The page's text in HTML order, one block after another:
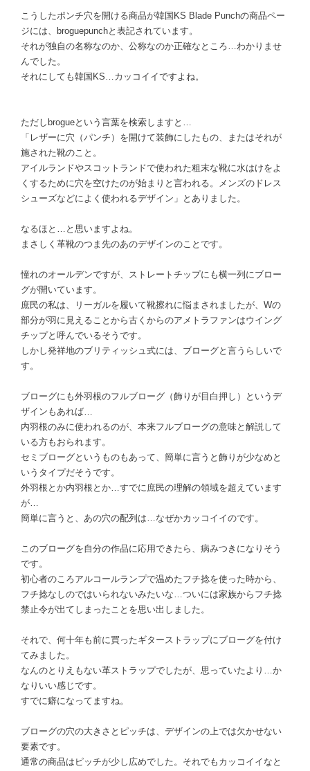
こうしたポンチ穴を開ける商品が韓国KS Blade Punchの商品ペー
ジには、broguepunchと表記されています。
それが独自の名称なのか、公称なのか正確なところ…わかりませ
んでした。
それにしても韓国KS…カッコイイですよね。
ただしbrogueという言葉を検索しますと…
「レザーに穴（パンチ）を開けて装飾にしたもの、またはそれが
施された靴のこと。
アイルランドやスコットランドで使われた粗末な靴に水はけをよ
くするために穴を空けたのが始まりと言われる。メンズのドレス
シューズなどによく使われるデザイン」とありました。
なるほと…と思いますよね。
まさしく革靴のつま先のあのデザインのことです。
憧れのオールデンですが、ストレートチップにも横一列にブロー
グが開いています。
庶民の私は、リーガルを履いて靴擦れに悩まされましたが、Wの
部分が羽に見えることから古くからのアメトラファンはウイング
チップと呼んでいるそうです。
しかし発祥地のブリティッシュ式には、ブローグと言うらしいで
す。
ブローグにも外羽根のフルブローグ（飾りが目白押し）というデ
ザインもあれば…
内羽根のみに使われるのが、本来フルブローグの意味と解説して
いる方もおられます。
セミブローグというものもあって、簡単に言うと飾りが少なめと
いうタイプだそうです。
外羽根とか内羽根とか…すでに庶民の理解の領域を超えています
が…
簡単に言うと、あの穴の配列は…なぜかカッコイイのです。
このブローグを自分の作品に応用できたら、病みつきになりそう
です。
初心者のころアルコールランプで温めたフチ捻を使った時から、
フチ捻なしのではいられないみたいな…ついには家族からフチ捻
禁止令が出てしまったことを思い出しました。
それで、何十年も前に買ったギターストラップにブローグを付け
てみました。
なんのとりえもない革ストラップでしたが、思っていたより…か
なりいい感じです。
すでに癖になってますね。
ブローグの穴の大きさとピッチは、デザインの上では欠かせない
要素です。
通常の商品はピッチが少し広めでした。それでもカッコイイなと